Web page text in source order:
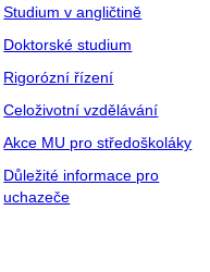
Studium v angličtině
Doktorské studium
Rigorózní řízení
Celoživotní vzdělávání
Akce MU pro středoškoláky
Důležité informace pro
uchazeče